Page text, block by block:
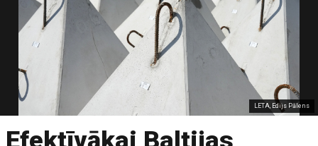
LETA, Edijs Pālens